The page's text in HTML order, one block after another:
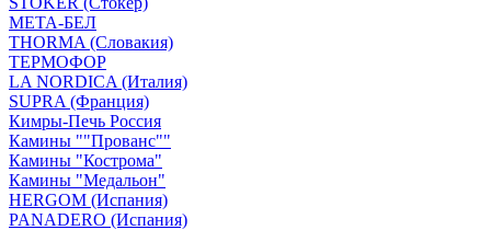
МЕТА-БЕЛ
THORMA (Словакия)
ТЕРМОФОР
LA NORDICA (Италия)
SUPRA (Франция)
Кимры-Печь Россия
Камины ""Прованс""
Камины "Кострома"
Камины "Медальон"
HERGOM (Испания)
PANADERO (Испания)